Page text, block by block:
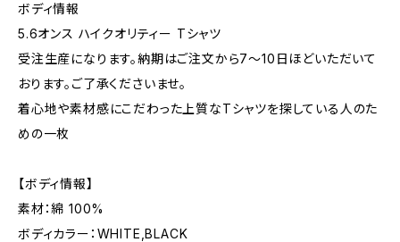
ボディ情報
5.6オンス ハイクオリティー Tシャツ
受注生産になります。納期はご注文から7〜10日ほどいただいて
おります。ご了承くださいませ。
着心地や素材感にこだわった上質なTシャツを探している人のた
めの一枚
【ボディ情報】
素材：綿 100%
ボディカラー：WHITE,BLACK